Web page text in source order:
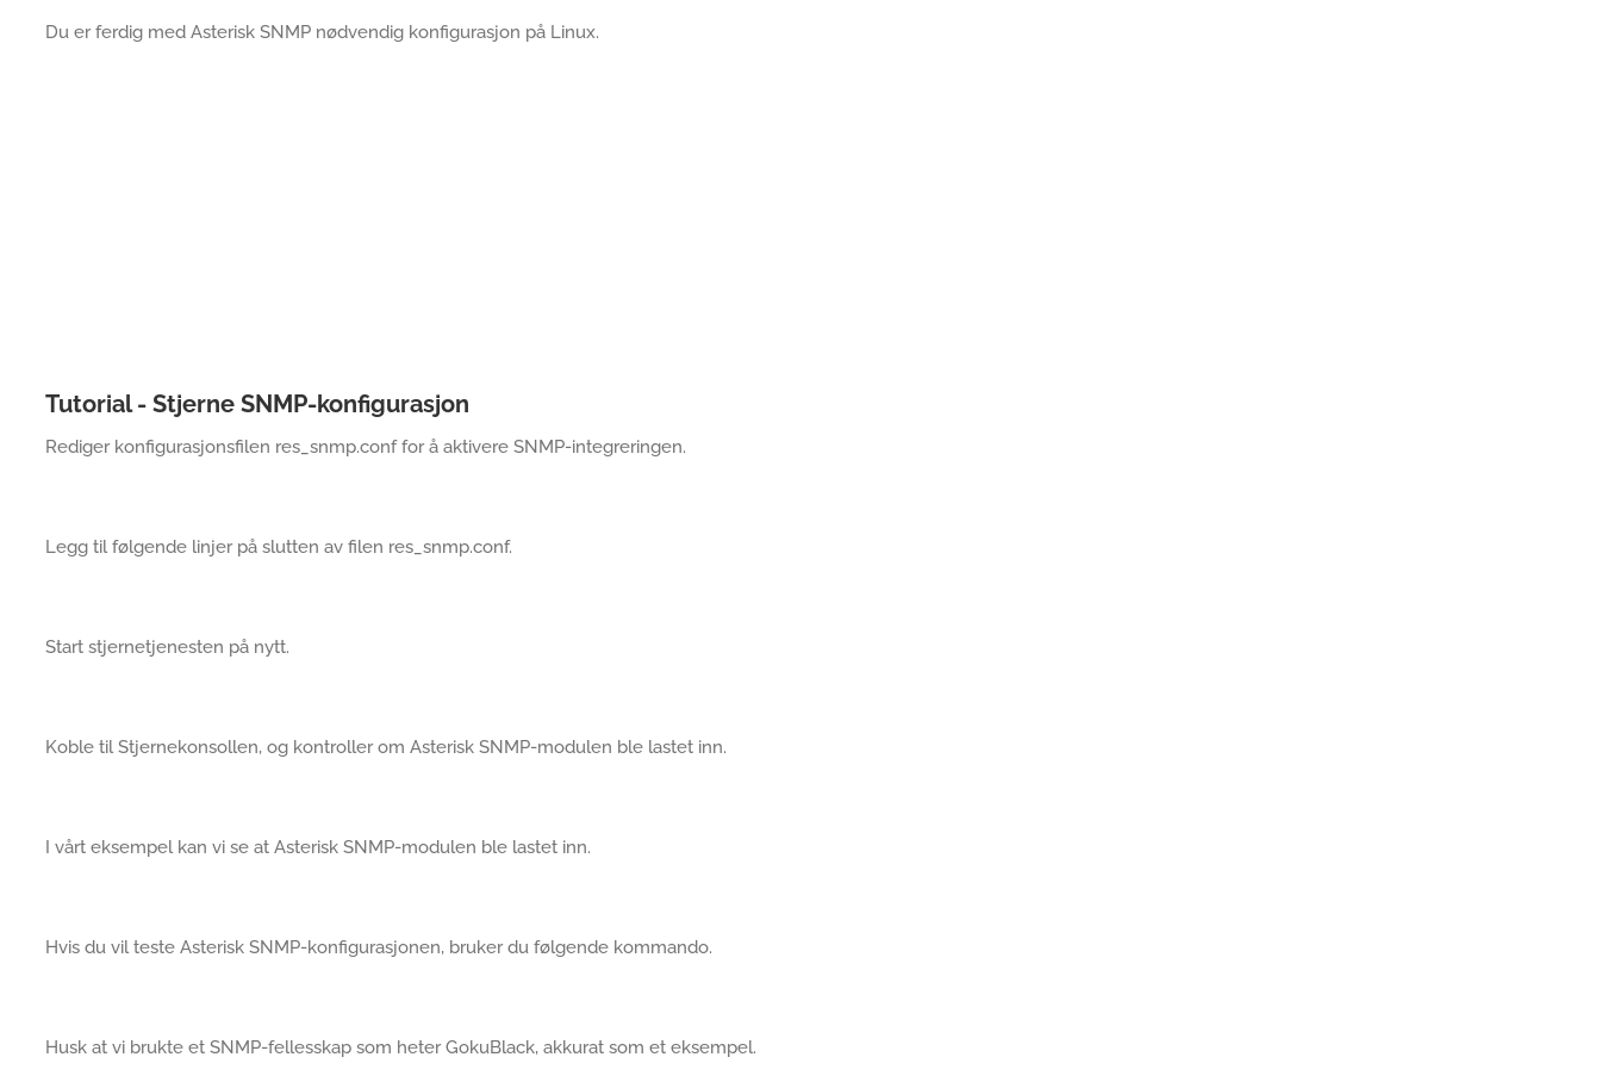
Du er ferdig med Asterisk SNMP nødvendig konfigurasjon på Linux.
Tutorial - Stjerne SNMP-konfigurasjon
Rediger konfigurasjonsfilen res_snmp.conf for å aktivere SNMP-integreringen.
Legg til følgende linjer på slutten av filen res_snmp.conf.
Start stjernetjenesten på nytt.
Koble til Stjernekonsollen, og kontroller om Asterisk SNMP-modulen ble lastet inn.
I vårt eksempel kan vi se at Asterisk SNMP-modulen ble lastet inn.
Hvis du vil teste Asterisk SNMP-konfigurasjonen, bruker du følgende kommando.
Husk at vi brukte et SNMP-fellesskap som heter GokuBlack, akkurat som et eksempel.